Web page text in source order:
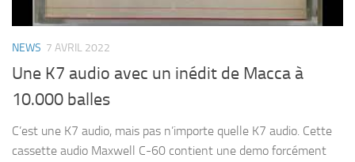
NEWS 7 AVRIL 2022
Une K7 audio avec un inédit de Macca à
10.000 balles
C’est une K7 audio, mais pas n’importe quelle K7 audio. Cette
cassette audio Maxwell C-60 contient une demo forcément